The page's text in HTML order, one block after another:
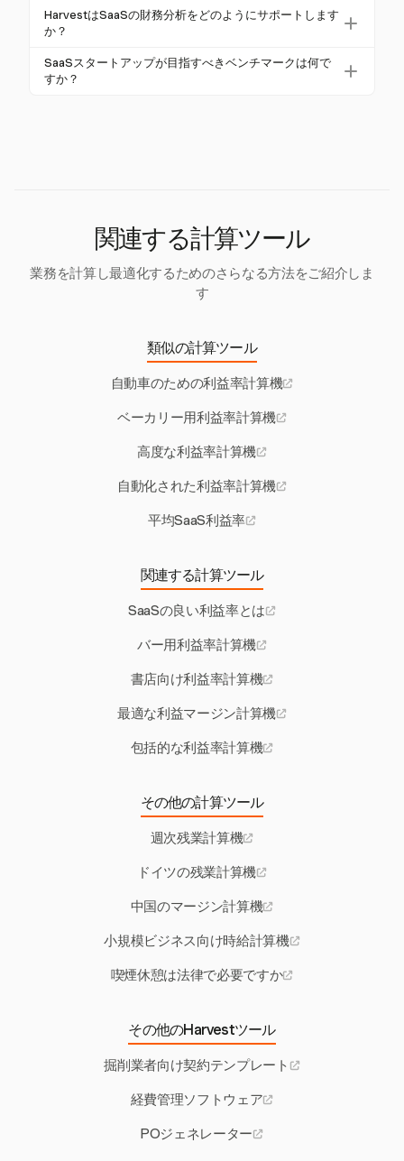
価（COGS）に分類されます。
略には、顧客サポートプロセスの改善や、コストを
削減するためのスケーラブルなインフラの活用が含
まれます。
「40の法則」とは、SaaS企業の収益成長率と利益率
の合計が40％以上であるべきだと示唆しています。
あり、成長と利益のバランスを示します。
HarvestはSaaSの財務分析をどのようにサポートします
か？
Harvestは、時間と費用を追跡することで財務分析を
サポートし、運用コストに関する洞察を提供しま
SaaSスタートアップが目指すべきベンチマークは何で
すか？
関連する計算ツール
業務を計算し最適化するためのさらなる方法をご紹介しま
す
類似の計算ツール
自動車のための利益率計算機
ベーカリー用利益率計算機
高度な利益率計算機
自動化された利益率計算機
平均SaaS利益率
関連する計算ツール
SaaSの良い利益率とは
バー用利益率計算機
書店向け利益率計算機
最適な利益マージン計算機
包括的な利益率計算機
その他の計算ツール
週次残業計算機
ドイツの残業計算機
中国のマージン計算機
小規模ビジネス向け時給計算機
喫煙休憩は法律で必要ですか
その他のHarvestツール
掘削業者向け契約テンプレート
経費管理ソフトウェア
POジェネレーター